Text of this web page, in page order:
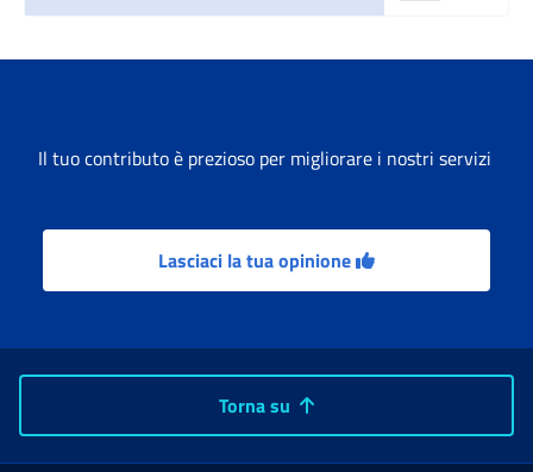
Il tuo contributo è prezioso per migliorare i nostri servizi
Lasciaci la tua opinione
Torna su